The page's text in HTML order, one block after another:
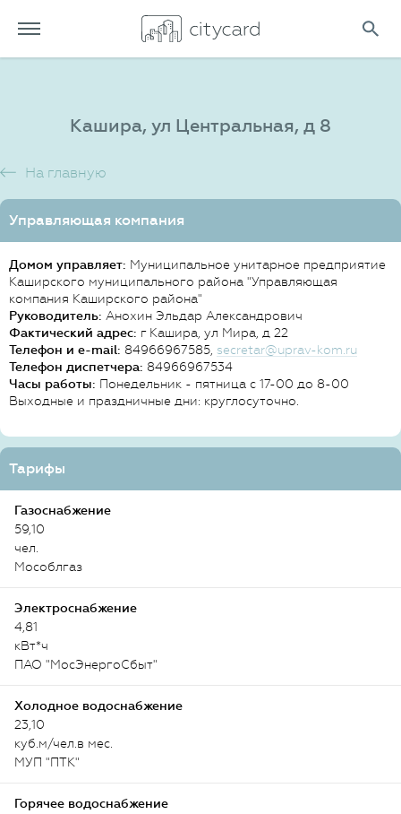
Кашира, ул Центральная, д 8
На главную
Управляющая компания
Домом управляет: Муниципальное унитарное предприятие
Каширского муниципального района "Управляющая
компания Каширского района"
Руководитель: Анохин Эльдар Александрович
Фактический адрес: г Кашира, ул Мира, д 22
Телефон и e-mail: 84966967585, secretar@uprav-kom.ru
Телефон диспетчера: 84966967534
Часы работы: Понедельник - пятница с 17-00 до 8-00
Выходные и праздничные дни: круглосуточно.
Тарифы
Газоснабжение
59,10
чел.
Мособлгаз
Электроснабжение
4,81
кВт*ч
ПАО "МосЭнергоСбыт"
Холодное водоснабжение
23,10
куб.м/чел.в мес.
МУП "ПТК"
Горячее водоснабжение